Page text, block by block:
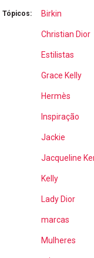
Tópicos: Birkin
Christian Dior
Estilistas
Grace Kelly
Hermès
Inspiração
Jackie
Jacqueline
Kelly
Lady Dior
marcas
Mulheres